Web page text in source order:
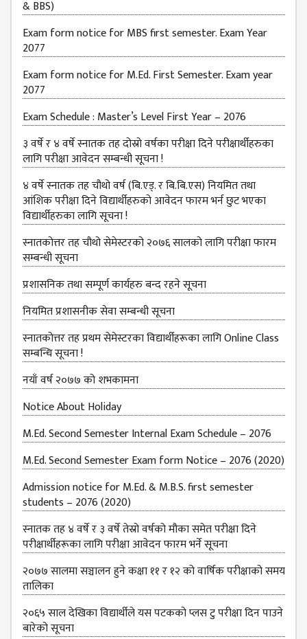
JOB
PLACEMENT
VACANCY
TENDER
VIDEO
GALLERY
FEEDBACK
FAQ
CONTACT
& BBS)
Exam form notice for MBS first semester. Exam Year
2077
Exam form notice for M.Ed. First Semester. Exam year
2077
Exam Schedule : Master’s Level First Year – 2076
३ वर्षे र ४ वर्षे स्नातक तह दोस्रो वर्षका परीक्षा दिने परीक्षार्थीहरुका
लागि परीक्षा आवेदन सम्बन्धी सूचना !
४ वर्षे स्नातक तह चौथो वर्ष (बि.एड्. र बि.बि.एस) नियमित तथा
आंशिक परीक्षा दिने विद्यार्थीहरुको आवेदन फारम भर्न छुट भएका
विद्यार्थीहरुका लागि सूचना !
स्नातकोत्तर तह चौथो सेमेस्टरको २०७६ सालको लागि परीक्षा फारम
सम्बन्धी सूचना
प्रशासनिक तथा सम्पूर्ण कार्यहरु बन्द रहने सूचना
नियमित प्रशासनीक सेवा सम्बन्धी सूचना
स्नातकोत्तर तह प्रथम सेमेस्टरका विद्यार्थीहरूका लागि Online Class
सम्बन्धि सूचना !
नयाँ वर्ष २०७७ को शभकामना
Notice About Holiday
M.Ed. Second Semester Internal Exam Schedule – 2076
M.Ed. Second Semester Exam form Notice – 2076 (2020)
Admission notice for M.Ed. & M.B.S. first semester
students – 2076 (2020)
स्नातक तह ४ वर्षे र ३ वर्षे तेस्रो वर्षको मौका समेत परीक्षा दिने
परीक्षार्थीहरूका लागि परीक्षा आवेदन फारम भर्ने सूचना
२०७७ सालमा सञ्चालन हुने कक्षा ११ र १२ को वार्षिक परीक्षाको समय
तालिका
२०६५ साल देखिका विद्यार्थीले यस पटकको प्लस टु परीक्षा दिन पाउने
बारेको सूचना